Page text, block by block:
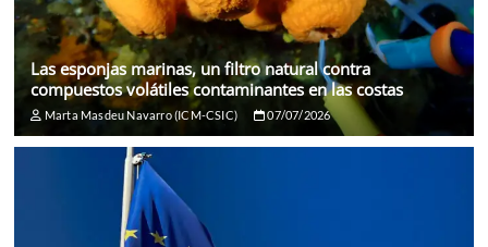
Las esponjas marinas, un filtro natural contra
compuestos volátiles contaminantes en las costas
Marta Masdeu Navarro (ICM-CSIC) 07/07/2026